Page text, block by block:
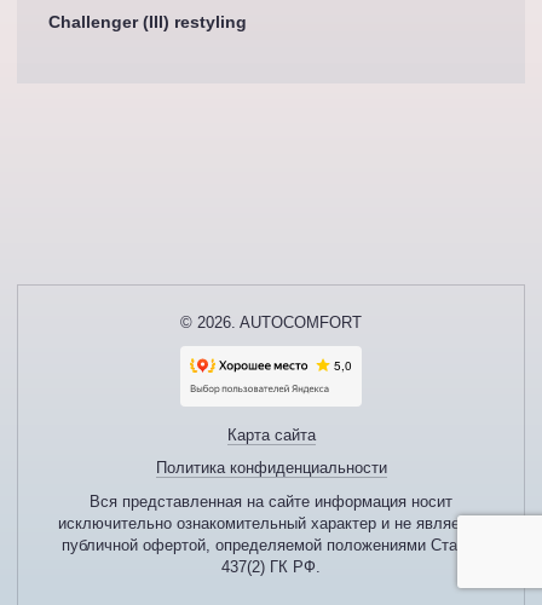
Challenger (III) restyling
© 2026. AUTOCOMFORT
Карта сайта
Политика конфиденциальности
Вся представленная на сайте информация носит
исключительно ознакомительный характер и не является
публичной офертой, определяемой положениями Статьи
437(2) ГК РФ.